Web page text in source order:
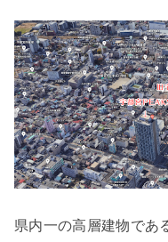
県内一の高層建物であ